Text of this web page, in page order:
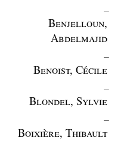
Benjelloun,
Abdelmajid
Benoist, Cécile
Blondel, Sylvie
Boixière, Thibault